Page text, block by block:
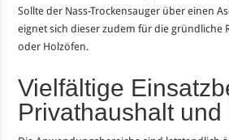
Sollte der Nass-Trockensauger über einen
eignet sich dieser zudem für die gründliche
oder Holzöfen.
Vielfältige
Privathaushalt und